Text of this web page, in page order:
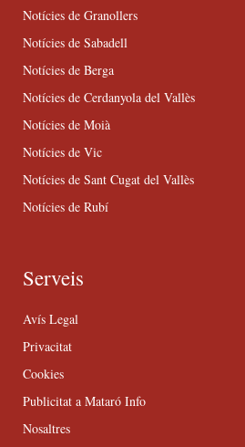
Notícies de Granollers
Notícies de Sabadell
Notícies de Berga
Notícies de Cerdanyola del Vallès
Notícies de Moià
Notícies de Vic
Notícies de Sant Cugat del Vallès
Notícies de Rubí
Serveis
Avís Legal
Privacitat
Cookies
Publicitat a Mataró Info
Nosaltres